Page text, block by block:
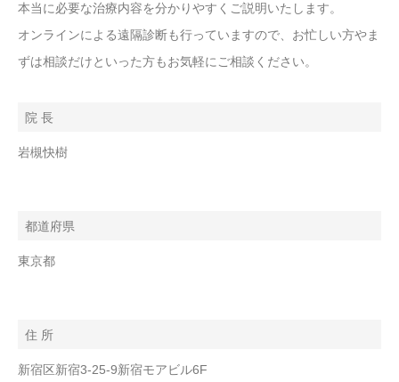
本当に必要な治療内容を分かりやすくご説明いたします。
オンラインによる遠隔診断も行っていますので、お忙しい方やま
ずは相談だけといった方もお気軽にご相談ください。
院 長
岩槻快樹
都道府県
東京都
住 所
新宿区新宿3-25-9新宿モアビル6F